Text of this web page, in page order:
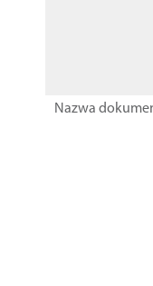
Nazwa